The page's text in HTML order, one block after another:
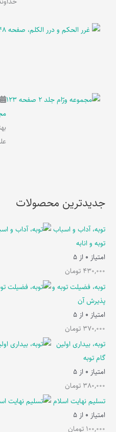
جدیدترین محصولات
توبه، آداب و اسباب
توبه و انابه
امتیاز 0 از 5
430,000 تومان
توبه، فضیلت توبه و
پذیرش آن
امتیاز 0 از 5
370,000 تومان
توبه، بیداری اولین
گام توبه
امتیاز 0 از 5
380,000 تومان
تسلیم نهایت اسلام
امتیاز 0 از 5
100,000 تومان